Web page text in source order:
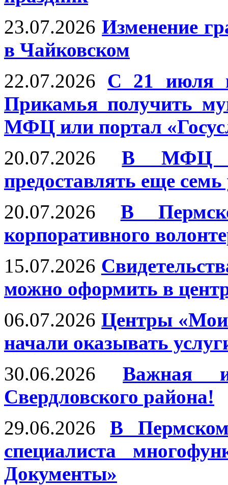
23.07.2026 Изменение
в Чайковском
22.07.2026
С 21 июля
Прикамья получить
МФЦ или портал
20.07.2026
В МФЦ
предоставлять еще семь
20.07.2026
В
корпоративного
15.07.2026
можно оформить в
06.07.2026 Центры «Мои
начали оказывать
30.06.2026
Важная
Свердловского района!
29.06.2026
В
специалиста
Документы»